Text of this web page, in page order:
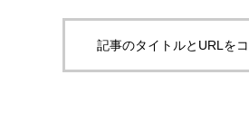
記事のタイトルとURLを